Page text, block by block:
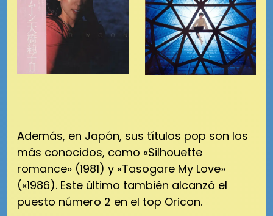
Además, en Japón, sus títulos pop son los
más conocidos, como «Silhouette
romance» (1981) y «Tasogare My Love»
(«1986). Este último también alcanzó el
puesto número 2 en el top Oricon.